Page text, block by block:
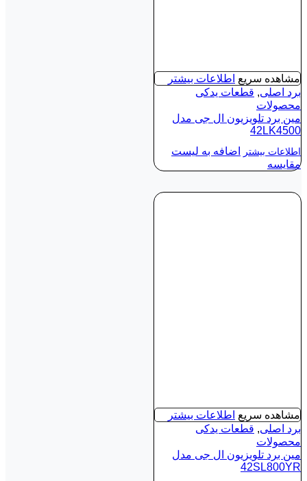
مشاهده سریع اطلاعات بیشتر
برد اصلی, قطعات یدکی
محصولات
مین برد تلویزیون ال جی مدل
42LK4500
اطلاعات بیشتر
اضافه به لیست
مقایسه
مشاهده سریع اطلاعات بیشتر
برد اصلی, قطعات یدکی
محصولات
مین برد تلویزیون ال جی مدل
42SL800YR